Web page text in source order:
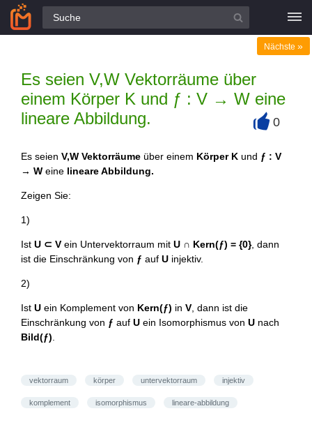
Alle Fragen
Es seien V,W Vektorräume über
einem Körper K und ƒ : V → W eine
lineare Abbildung.
Nächste »
0
Es seien V,W Vektorräume über einem Körper K und ƒ : V
→ W eine lineare Abbildung.
Zeigen Sie:
1)
Ist U ⊂ V ein Untervektorraum mit U ∩ Kern(ƒ) = {0}, dann
ist die Einschränkung von ƒ auf U injektiv.
2)
Ist U ein Komplement von Kern(ƒ) in V , dann ist die
Einschränkung von ƒ auf U ein Isomorphismus von U nach
Bild(ƒ)
vektorraum körper untervektorraum injektiv
komplement isomorphismus lineare-abbildung